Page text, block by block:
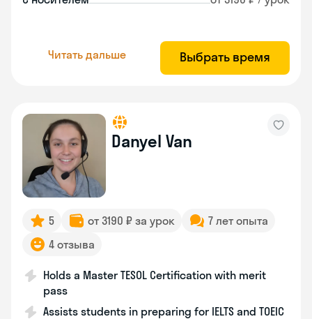
Читать дальше Выбрать время
Danyel Van
5 от 3190 ₽ за урок
7 лет опыта
4 отзыва
Holds a Master TESOL Certification with merit
pass
Assists students in preparing for IELTS and TOEIC